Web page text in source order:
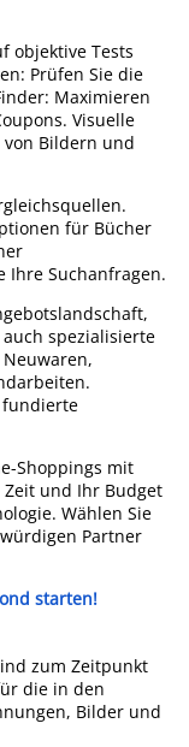
objektive Tests
Prüfen Sie die
Maximieren
Visuelle
von Bildern und
für Bücher
Ihre Suchanfragen.
spezialisierte
fundierte
Shoppings mit
und Ihr Budget
Wählen Sie
Partner
starten!
zum Zeitpunkt
die in den
Bilder und